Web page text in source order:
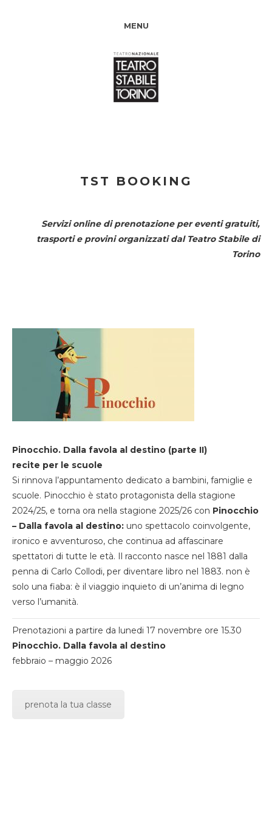
MENU
TST BOOKING
Servizi online di prenotazione per eventi gratuiti,
trasporti e provini organizzati dal Teatro Stabile di
Torino
Pinocchio. Dalla favola al destino (parte II)
recite per le scuole
Si rinnova l’appuntamento dedicato a bambini, famiglie e
scuole. Pinocchio è stato protagonista della stagione
2024/25, e torna ora nella stagione 2025/26 con Pinocchio
– Dalla favola al destino: uno spettacolo coinvolgente,
ironico e avventuroso, che continua ad affascinare
spettatori di tutte le età. Il racconto nasce nel 1881 dalla
penna di Carlo Collodi, per diventare libro nel 1883. non è
solo una fiaba: è il viaggio inquieto di un’anima di legno
verso l’umanità.
Prenotazioni a partire da lunedi 17 novembre ore 15.30
Pinocchio. Dalla favola al destino
febbraio – maggio 2026
prenota la tua classe